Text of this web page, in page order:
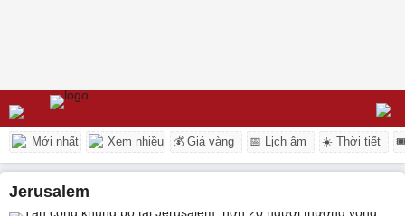
Mới nhất Xem nhiều 💰 Giá vàng 📅 Lịch âm ☀️ Thời tiết
Jerusalem